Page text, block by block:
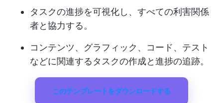
タスクの進捗を可視化し、すべての利害関係
者と協力する。
コンテンツ、グラフィック、コード、テスト
などに関連するタスクの作成と進捗の追跡。
このテンプレートをダウンロードする